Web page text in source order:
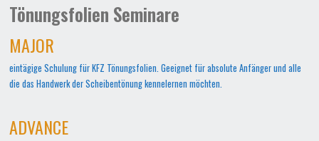
Tönungsfolien Seminare
MAJOR
eintägige Schulung für KFZ Tönungsfolien. Geeignet für absolute Anfänger und alle
die das Handwerk der Scheibentönung kennelernen möchten.
ADVANCE